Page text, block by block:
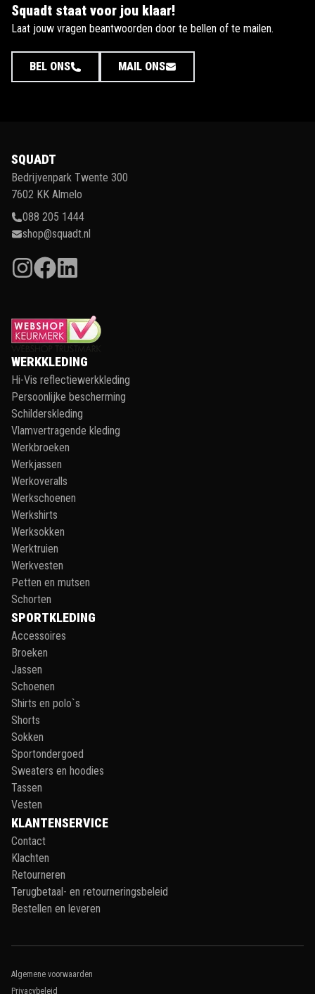
Squadt staat voor jou klaar!
Laat jouw vragen beantwoorden door te bellen of te mailen.
BEL ONS MAIL ONS
SQUADT
Bedrijvenpark Twente 300
7602 KK Almelo
088 205 1444
shop@squadt.nl
WERKKLEDING
Hi-Vis reflectiewerkkleding
Persoonlijke bescherming
Schilderskleding
Vlamvertragende kleding
Werkbroeken
Werkjassen
Werkoveralls
Werkschoenen
Werkshirts
Werksokken
Werktruien
Werkvesten
Petten en mutsen
Schorten
SPORTKLEDING
Accessoires
Broeken
Jassen
Schoenen
Shirts en polo`s
Shorts
Sokken
Sportondergoed
Sweaters en hoodies
Tassen
Vesten
KLANTENSERVICE
Contact
Klachten
Retourneren
Terugbetaal- en retourneringsbeleid
Bestellen en leveren
Algemene voorwaarden
Privacybeleid